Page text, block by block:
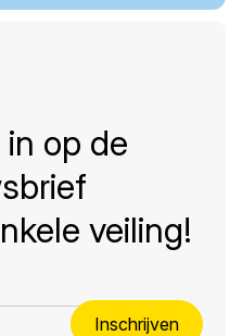
op de
veiling!
Inschrijven